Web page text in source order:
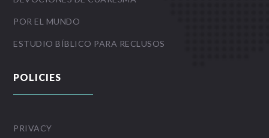
POR EL MUNDO
ESTUDIO BÍBLICO PARA RECLUSOS
POLICIES
PRIVACY